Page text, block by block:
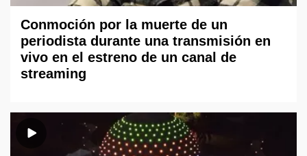
Conmoción por la muerte de un
periodista durante una transmisión en
vivo en el estreno de un canal de
streaming